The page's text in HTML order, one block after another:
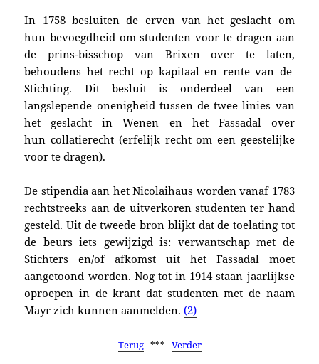
In 1758 besluiten de erven van het geslacht om
hun bevoegdheid om studenten voor te dragen aan
de prins-bisschop van Brixen over te laten,
behoudens het recht op kapitaal en rente van de
Stichting. Dit besluit is onderdeel van een
langslepende onenigheid tussen de twee linies van
het geslacht in Wenen en het Fassadal over
hun collatierecht (erfelijk recht om een geestelijke
voor te dragen).
De stipendia aan het Nicolaihaus worden vanaf 1783
rechtstreeks aan de uitverkoren studenten ter hand
gesteld. Uit de tweede bron blijkt dat de toelating tot
de beurs iets gewijzigd is: verwantschap met de
Stichters en/of afkomst uit het Fassadal moet
aangetoond worden. Nog tot in 1914 staan jaarlijkse
oproepen in de krant dat studenten met de naam
Mayr zich kunnen aanmelden.(2)
Terug *** Verder